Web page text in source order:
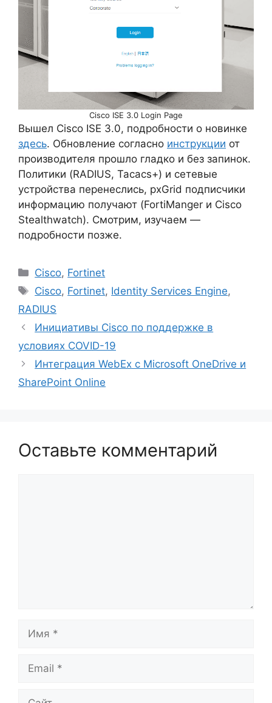
Cisco ISE 3.0 Login Page
Вышел Cisco ISE 3.0, подробности о новинке
здесь. Обновление согласно инструкции от
производителя прошло гладко и без запинок.
Политики (RADIUS, Tacacs+) и сетевые
устройства перенеслись, pxGrid подписчики
информацию получают (FortiManger и Cisco
Stealthwatch). Смотрим, изучаем —
подробности позже.
Рубрики
Cisco, Fortinet
Метки
Cisco, Fortinet, Identity Services Engine,
RADIUS
Инициативы Cisco по поддержке в
условиях COVID-19
Интеграция WebEx с Microsoft OneDrive и
SharePoint Online
Оставьте комментарий